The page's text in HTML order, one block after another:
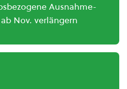
Ausnahme-
Nov. verlängern